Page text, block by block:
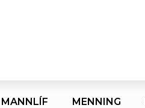
MANNLÍF MENNING